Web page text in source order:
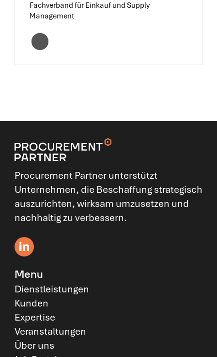
Fachverband für Einkauf und Supply
Management
Procurement Partner unterstützt
Unternehmen, die Beschaffung strategisch
auszurichten, wirksam umzusetzen und
nachhaltig zu verbessern.
Menu
Dienstleistungen
Kunden
Expertise
Veranstaltungen
Über uns